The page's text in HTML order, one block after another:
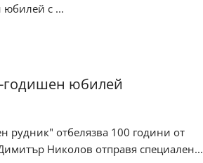
юбилей с ...
годишен юбилей
рудник" отбелязва 100 години от
Николов отправя специален...